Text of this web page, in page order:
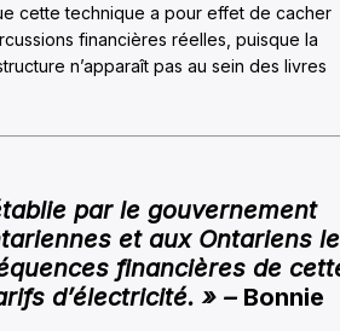
cette technique a pour effet de cacher
financières réelles, puisque la
n’apparaît pas au sein des livres
par le gouvernement
et aux Ontariens
financières de
d’électricité. » – Bonnie